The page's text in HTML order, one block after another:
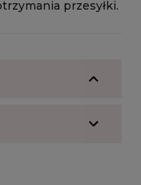
przesyłki.